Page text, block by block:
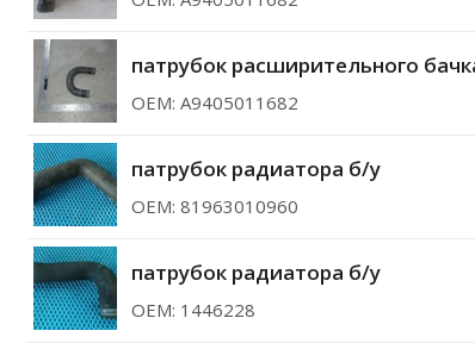
патрубок расширительного
ОЕМ: A9405011682
патрубок радиатора б/у
ОЕМ: 81963010960
патрубок радиатора б/у
ОЕМ: 1446228